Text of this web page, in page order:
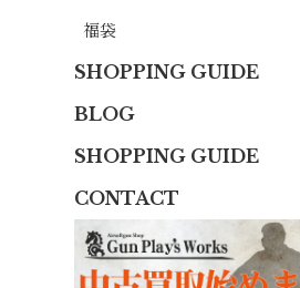
福袋
SHOPPING GUIDE
BLOG
SHOPPING GUIDE
CONTACT